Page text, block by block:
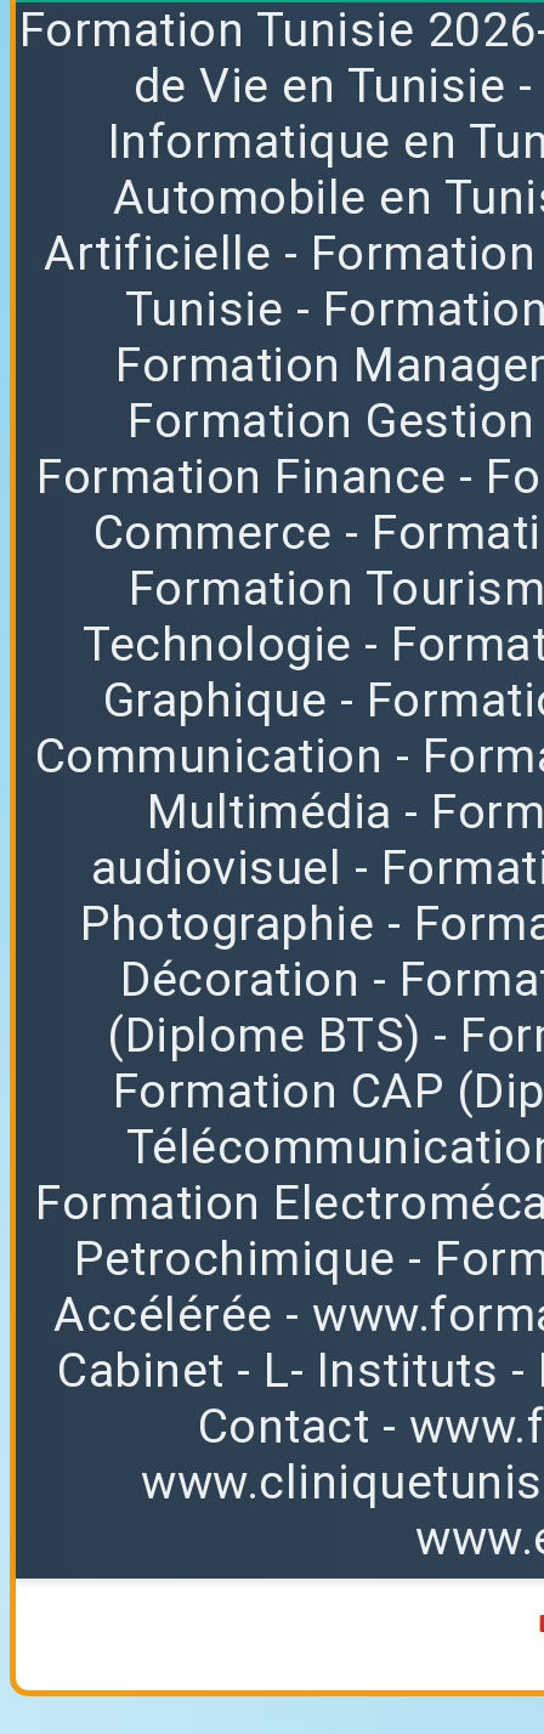
Formation Tunisie
de Vie en Tunisie -
Informatique en
Automobile en
Artificielle -
Tunisie -
Formation
Formation Gestion
Formation Finance -
Commerce -
Formation
Technologie -
Graphique -
Communication -
Multimédia -
audiovisuel -
Photographie -
Décoration -
(Diplome BTS) -
Formation CAP
Formation
Petrochimique -
Accélérée -
Cabinet - L- Instituts -
Contact -